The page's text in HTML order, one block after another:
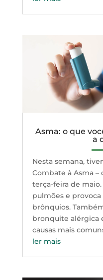
Asma: o que
a
Nesta semana,
Combate à Asma
terça-feira de
pulmões e
brônquios.
bronquite alérgica
causas mais
ler mais